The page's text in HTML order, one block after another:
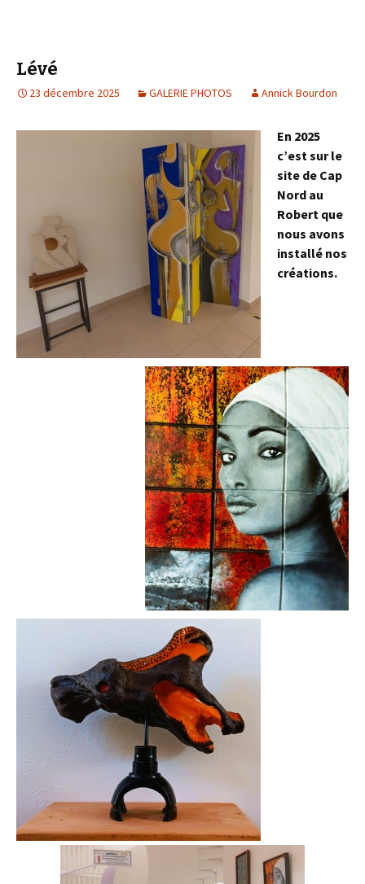
Lévé
23 décembre 2025 GALERIE PHOTOS Annick Bourdon
En 2025
c’est sur le
site de Cap
Nord au
Robert que
nous avons
installé nos
créations.